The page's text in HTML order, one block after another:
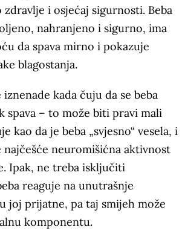
i osjećaj sigurnosti. Beba
nahranjeno i sigurno, ima
da spava mirno i pokazuje
blagostanja.
kada čuju da se beba
spava – to može biti pravi mali
kao da je beba „svjesno“ vesela, i
najčešće neuromišićna aktivnost
Ipak, ne treba isključiti
reaguje na unutrašnje
joj prijatne, pa taj smijeh može
komponentu.